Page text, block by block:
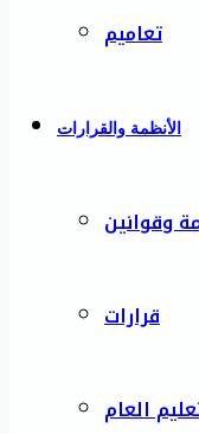
تعاميم
الأنظمة والقرارات
وقوانين
قرارات
العام